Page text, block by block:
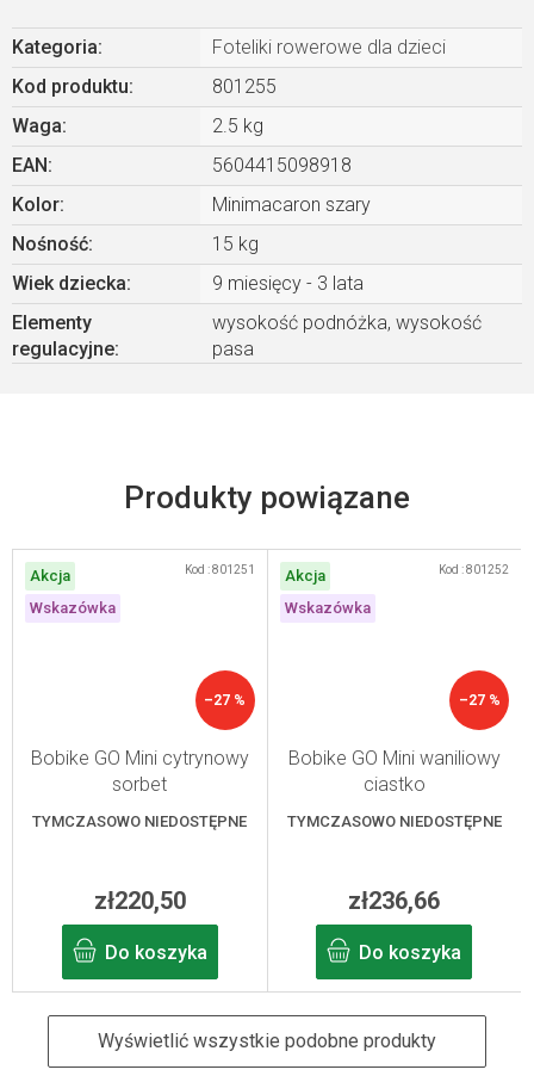
Kategoria:
Foteliki rowerowe dla dzieci
Kod produktu:
801255
Waga:
2.5 kg
EAN:
5604415098918
Kolor:
Minimacaron szary
Nośność:
15 kg
Wiek dziecka:
9 miesięcy - 3 lata
Elementy
regulacyjne:
wysokość podnóżka, wysokość
pasa
Akcja
Wskazówka
–27 %
Bobike GO Mini cytrynowy
sorbet
TYMCZASOWO NIEDOSTĘPNE
zł220,50
Do koszyka
Kod :801251
Akcja
Wskazówka
–27 %
Bobike GO Mini waniliowy
ciastko
TYMCZASOWO NIEDOSTĘPNE
zł236,66
Do koszyka
Kod :801252
Wyświetlić wszystkie podobne produkty